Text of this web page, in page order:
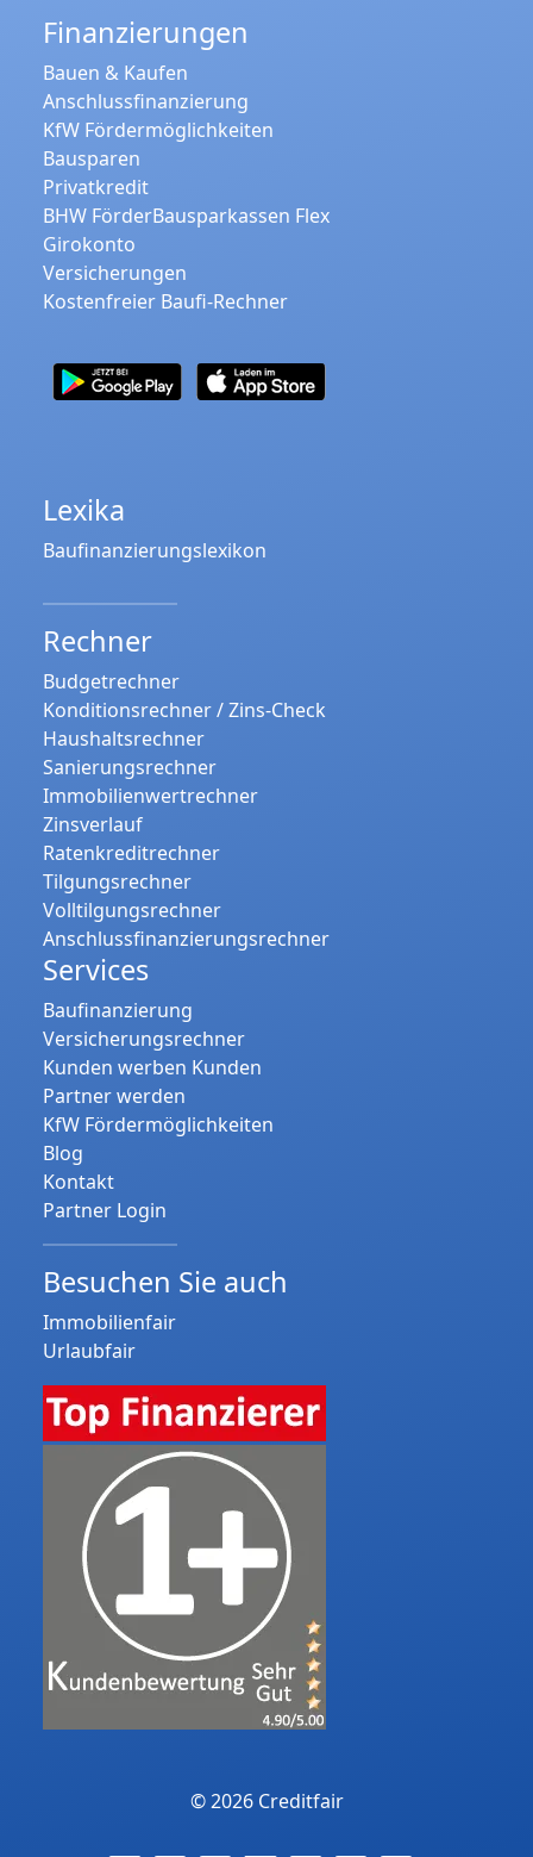
Finanzierungen
Bauen & Kaufen
Anschlussfinanzierung
KfW Fördermöglichkeiten
Bausparen
Privatkredit
BHW FörderBausparkassen Flex
Girokonto
Versicherungen
Kostenfreier Baufi-Rechner
Lexika
Baufinanzierungslexikon
Rechner
Budgetrechner
Konditionsrechner / Zins-Check
Haushaltsrechner
Sanierungsrechner
Immobilienwertrechner
Zinsverlauf
Ratenkreditrechner
Tilgungsrechner
Volltilgungsrechner
Anschlussfinanzierungsrechner
Services
Baufinanzierung
Versicherungsrechner
Kunden werben Kunden
Partner werden
KfW Fördermöglichkeiten
Blog
Kontakt
Partner Login
Besuchen Sie auch
Immobilienfair
Urlaubfair
© 2026 Creditfair